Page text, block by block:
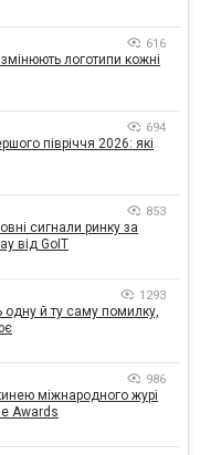
616
логотипи кожні
694
півріччя 2026: які
853
сигнали ринку за
від GoIT
1293
одну й ту саму помилку,
986
міжнародного журі
Awards